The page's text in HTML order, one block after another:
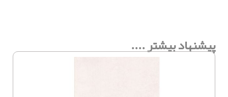
پیشنهاد بیشتر ....